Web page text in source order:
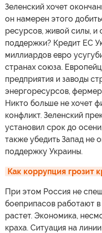
Зеленский хочет
он намерен этого
ресурсов, живой силы, и
поддержки? Кредит ЕС
миллиардов евро
странах союза.
предприятия и заводы
энергоресурсов,
Никто больше не хочет
конфликт. Зеленский
установил срок до
также убедить Запад не
поддержку Украины.
Как коррупция грозит
При этом Россия не
боеприпасов работают
растет. Экономика,
краха. Ситуация на